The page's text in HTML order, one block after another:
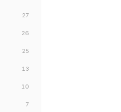
27
26
25
13
10
7